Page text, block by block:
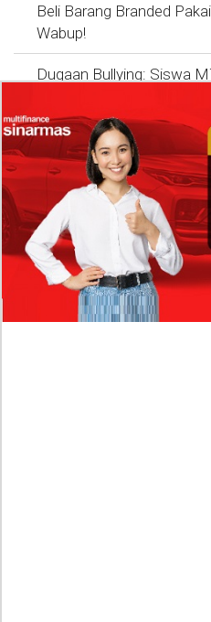
Beli Barang Branded
Wabup!
Dugaan Bullying: Siswa
Isu Reshuffle Kabinet
Diduga jadi Penentu
Profil Harits Muhammad
yang Punya Karier
Firma Konsultan Global
Dea Arranoya Kuliah
Puluhan Juta Hingga